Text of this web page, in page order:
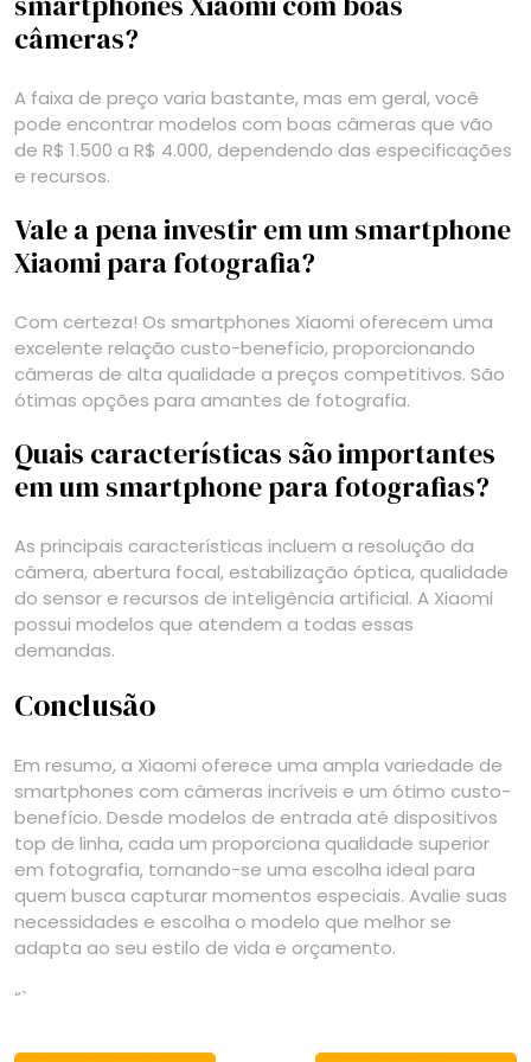
câmeras?
A faixa de preço varia bastante, mas em geral, você
pode encontrar modelos com boas câmeras que vão
de R$ 1.500 a R$ 4.000, dependendo das especificações
e recursos.
Vale a pena investir em um smartphone
Xiaomi para fotografia?
Com certeza! Os smartphones Xiaomi oferecem uma
excelente relação custo-benefício, proporcionando
câmeras de alta qualidade a preços competitivos. São
ótimas opções para amantes de fotografia.
Quais características são importantes
em um smartphone para fotografias?
As principais características incluem a resolução da
câmera, abertura focal, estabilização óptica, qualidade
do sensor e recursos de inteligência artificial. A Xiaomi
possui modelos que atendem a todas essas
demandas.
Conclusão
Em resumo, a Xiaomi oferece uma ampla variedade de
smartphones com câmeras incríveis e um ótimo custo-
benefício. Desde modelos de entrada até dispositivos
top de linha, cada um proporciona qualidade superior
em fotografia, tornando-se uma escolha ideal para
quem busca capturar momentos especiais. Avalie suas
necessidades e escolha o modelo que melhor se
adapta ao seu estilo de vida e orçamento.
“`
Navegação